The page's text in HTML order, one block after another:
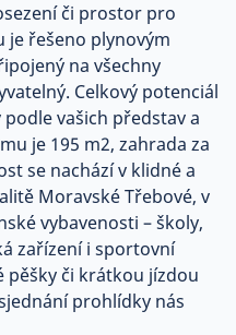
či prostor pro
je řešeno plynovým
na všechny
Celkový potenciál
vašich představ a
je 195 m2, zahrada za
se nachází v klidné a
Moravské Třebové, v
vybavenosti – školy,
zařízení i sportovní
pěšky či krátkou jízdou
prohlídky nás